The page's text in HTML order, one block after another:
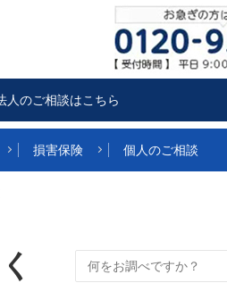
人のご相談はこちら
損害保険 個人のご相談